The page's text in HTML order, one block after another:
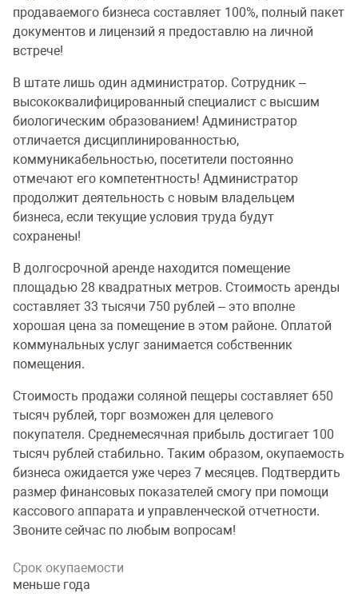
продаваемого бизнеса составляет 100%, полный пакет
документов и лицензий я предоставлю на личной
встрече!
В штате лишь один администратор. Сотрудник –
высококвалифицированный специалист с высшим
биологическим образованием! Администратор
отличается дисциплинированностью,
коммуникабельностью, посетители постоянно
отмечают его компетентность! Администратор
продолжит деятельность с новым владельцем
бизнеса, если текущие условия труда будут
сохранены!
В долгосрочной аренде находится помещение
площадью 28 квадратных метров. Стоимость аренды
составляет 33 тысячи 750 рублей – это вполне
хорошая цена за помещение в этом районе. Оплатой
коммунальных услуг занимается собственник
помещения.
Стоимость продажи соляной пещеры составляет 650
тысяч рублей, торг возможен для целевого
покупателя. Среднемесячная прибыль достигает 100
тысяч рублей стабильно. Таким образом, окупаемость
бизнеса ожидается уже через 7 месяцев. Подтвердить
размер финансовых показателей смогу при помощи
кассового аппарата и управленческой отчетности.
Звоните сейчас по любым вопросам!
Срок окупаемости
меньше года